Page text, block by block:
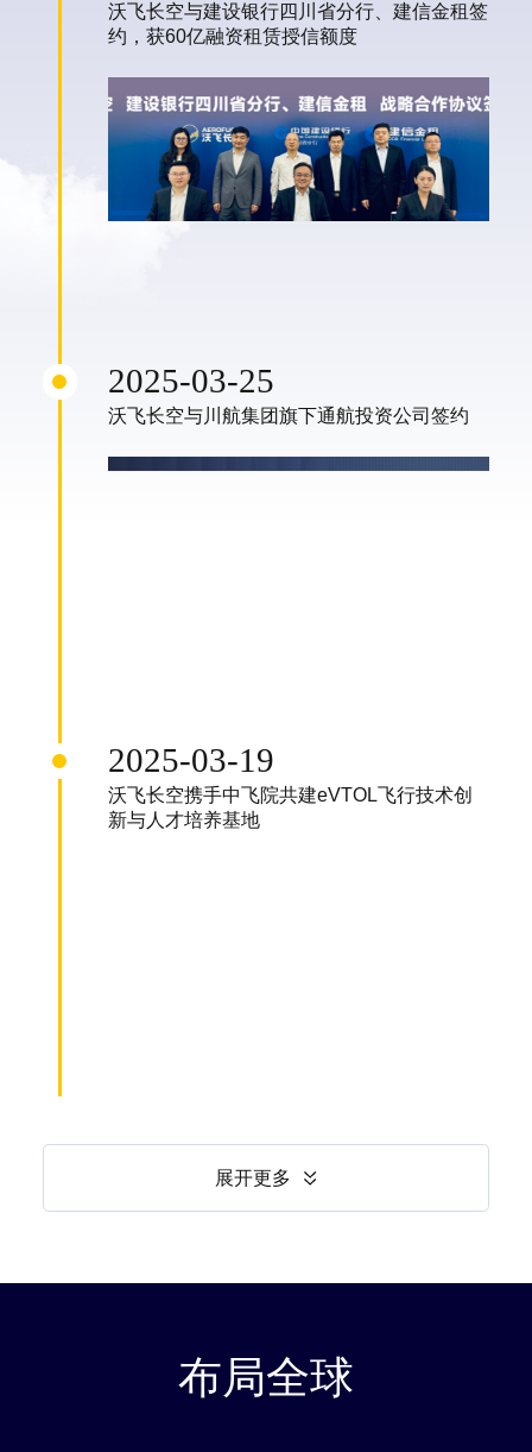
沃飞长空与建设银行四川省分行、建信金租签
约，获60亿融资租赁授信额度
2025-03-25
沃飞长空与川航集团旗下通航投资公司签约
2025-03-19
沃飞长空携手中飞院共建eVTOL飞行技术创
新与人才培养基地
展开更多
布局全球